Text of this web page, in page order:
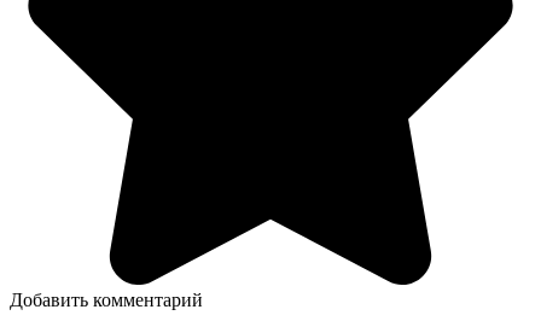
Добавить комментарий